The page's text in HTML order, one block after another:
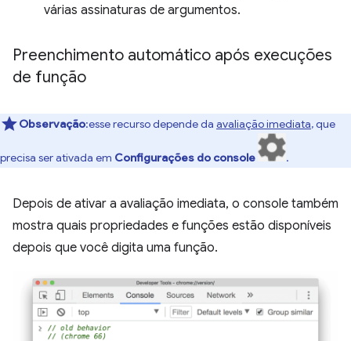
várias assinaturas de argumentos.
Preenchimento automático após execuções
de função
Observação:esse recurso depende da avaliação imediata, que
precisa ser ativada em Configurações do console .
Depois de ativar a avaliação imediata, o console também
mostra quais propriedades e funções estão disponíveis
depois que você digita uma função.